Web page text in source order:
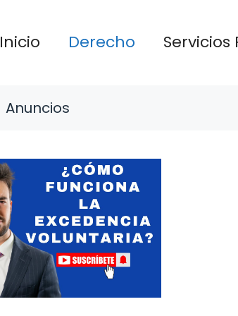
Inicio Derecho Servicios
Anuncios